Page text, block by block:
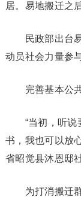
居。易地搬迁之
民政部出台易
动员社会力量参
完善基本公共
“当初，听说
书，我也可以放
省昭觉县沐恩邸
为打消搬迁群